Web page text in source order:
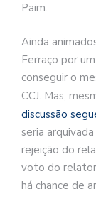
Paim.
Ainda
Ferraço por
conseguir o
CCJ. Mas,
discussão
seria
rejeição do
voto do relator
há chance de